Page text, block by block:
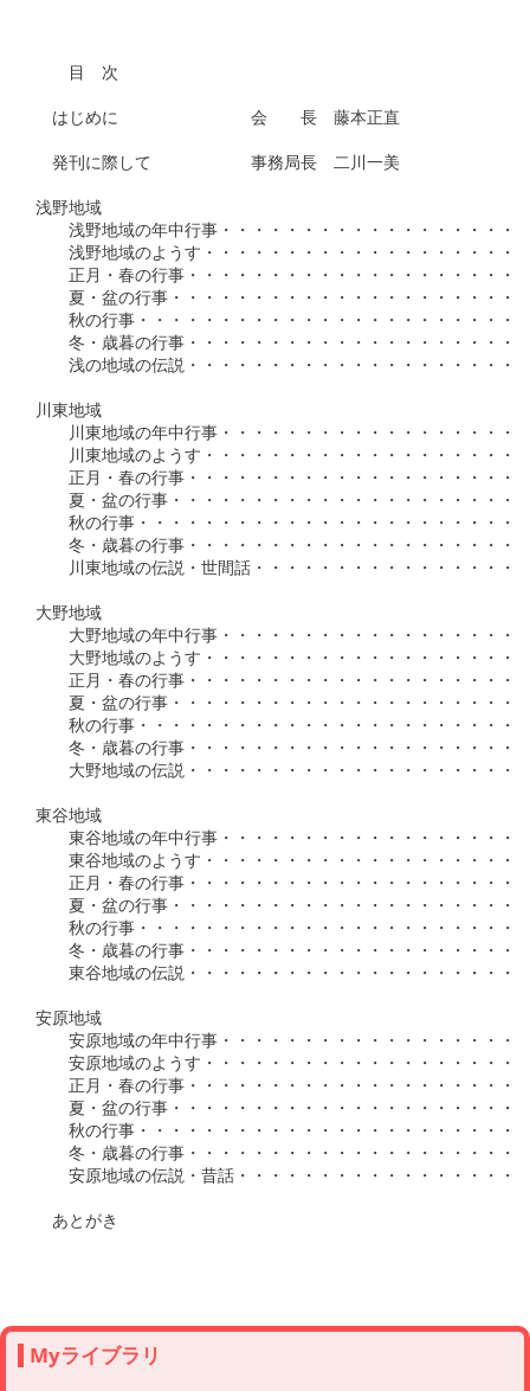
目　次
はじめに　　　　　　　　会　　長　藤本正直
発刊に際して　　　　　　事務局長　二川一美
浅野地域
浅野地域の年中行事・・・・・・・・・・・・・・・・・・
浅野地域のようす・・・・・・・・・・・・・・・・・・・
正月・春の行事・・・・・・・・・・・・・・・・・・・・
夏・盆の行事・・・・・・・・・・・・・・・・・・・・・
秋の行事・・・・・・・・・・・・・・・・・・・・・・・
冬・歳暮の行事・・・・・・・・・・・・・・・・・・・・
浅の地域の伝説・・・・・・・・・・・・・・・・・・・・
川東地域
川東地域の年中行事・・・・・・・・・・・・・・・・・・
川東地域のようす・・・・・・・・・・・・・・・・・・
正月・春の行事・・・・・・・・・・・・・・・・・・・・
夏・盆の行事・・・・・・・・・・・・・・・・・・・・・
秋の行事・・・・・・・・・・・・・・・・・・・・・・・
冬・歳暮の行事・・・・・・・・・・・・・・・・・・・・
川東地域の伝説・世間話・・・・・・・・・・・・・・・・
大野地域
大野地域の年中行事・・・・・・・・・・・・・・・・・・
大野地域のようす・・・・・・・・・・・・・・・・・・・
正月・春の行事・・・・・・・・・・・・・・・・・・・・
夏・盆の行事・・・・・・・・・・・・・・・・・・・・・
秋の行事・・・・・・・・・・・・・・・・・・・・・・・
冬・歳暮の行事・・・・・・・・・・・・・・・・・・・・
大野地域の伝説・・・・・・・・・・・・・・・・・・・・
東谷地域
東谷地域の年中行事・・・・・・・・・・・・・・・・・・
東谷地域のようす・・・・・・・・・・・・・・・・・・・
正月・春の行事・・・・・・・・・・・・・・・・・・・・
夏・盆の行事・・・・・・・・・・・・・・・・・・・・・
秋の行事・・・・・・・・・・・・・・・・・・・・・・・
冬・歳暮の行事・・・・・・・・・・・・・・・・・・・・
東谷地域の伝説・・・・・・・・・・・・・・・・・・・・
安原地域
安原地域の年中行事・・・・・・・・・・・・・・・・・・
安原地域のようす・・・・・・・・・・・・・・・・・・・
正月・春の行事・・・・・・・・・・・・・・・・・・・・
夏・盆の行事・・・・・・・・・・・・・・・・・・・・・
秋の行事・・・・・・・・・・・・・・・・・・・・・・・
冬・歳暮の行事・・・・・・・・・・・・・・・・・・・・
安原地域の伝説・昔話・・・・・・・・・・・・・・・・・
あとがき
Myライブラリ